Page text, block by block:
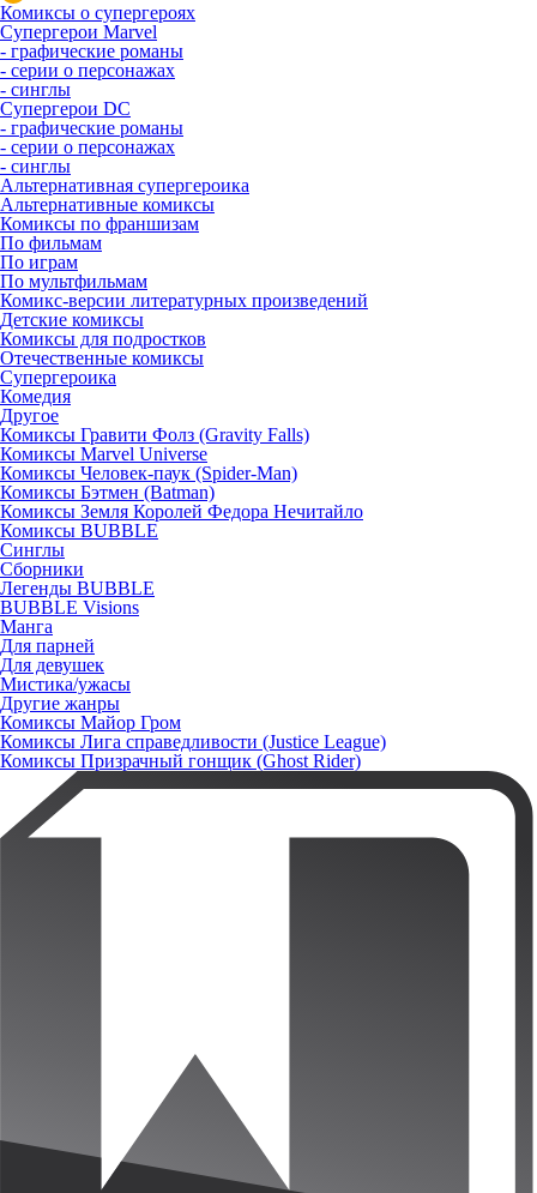
Комиксы о супергероях
Супергерои Marvel
- графические романы
- серии о персонажах
- синглы
Супергерои DC
- графические романы
- серии о персонажах
- синглы
Альтернативная супергероика
Альтернативные комиксы
Комиксы по франшизам
По фильмам
По играм
По мультфильмам
Комикс-версии литературных произведений
Детские комиксы
Комиксы для подростков
Отечественные комиксы
Супергероика
Комедия
Другое
Комиксы Гравити Фолз (Gravity Falls)
Комиксы Marvel Universe
Комиксы Человек-паук (Spider-Man)
Комиксы Бэтмен (Batman)
Комиксы Земля Королей Федора Нечитайло
Комиксы BUBBLE
Синглы
Сборники
Легенды BUBBLE
BUBBLE Visions
Манга
Для парней
Для девушек
Мистика/ужасы
Другие жанры
Комиксы Майор Гром
Комиксы Лига справедливости (Justice League)
Комиксы Призрачный гонщик (Ghost Rider)